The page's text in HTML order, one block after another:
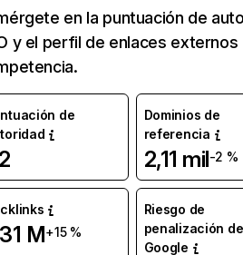
en la puntuación de
y el perfil de enlaces externos
de
Dominios de
referencia
2,11 mil-2 %
M+15 %
Riesgo de
penalización de
Google